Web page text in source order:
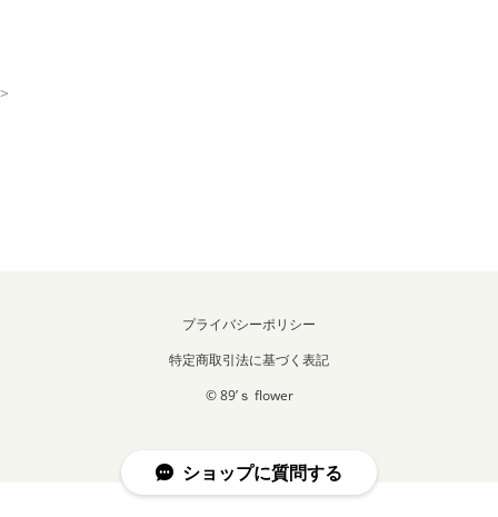
>
プライバシーポリシー
特定商取引法に基づく表記
© 89’ｓ flower
ショップに質問する